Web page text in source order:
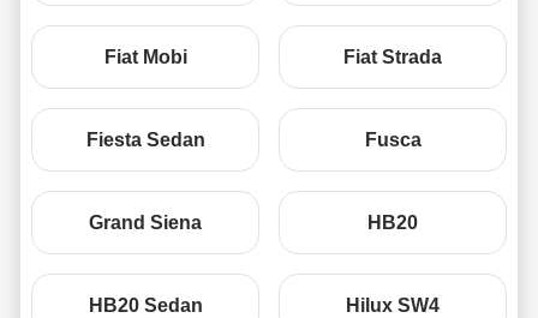
Fiat Mobi Fiat Strada
Fiesta Sedan Fusca
Grand Siena HB20
HB20 Sedan Hilux SW4